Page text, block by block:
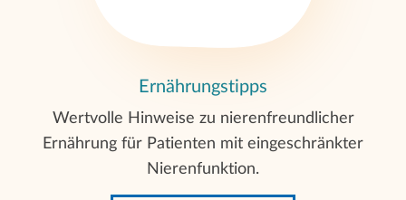
Ernährungstipps
Wertvolle Hinweise zu nierenfreundlicher
Ernährung für Patienten mit eingeschränkter
Nierenfunktion.